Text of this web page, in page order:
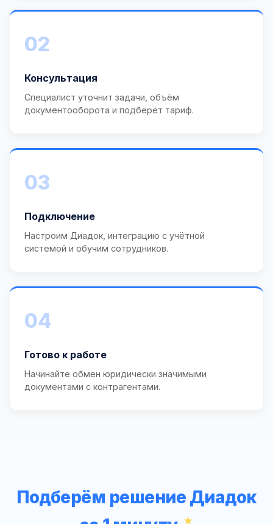
02
Консультация
Специалист уточнит задачи, объём
документооборота и подберёт тариф.
03
Подключение
Настроим Диадок, интеграцию с учётной
системой и обучим сотрудников.
04
Готово к работе
Начинайте обмен юридически значимыми
документами с контрагентами.
Подберём решение Диадок